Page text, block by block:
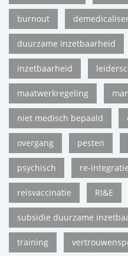
burnout
duurzame inzetbaarheid
inzetbaarheid
maatwerkregeling
niet medisch bepaald
overgang pesten
psychisch re-integratie
reisvaccinatie RI&E
subsidie duurzame
training